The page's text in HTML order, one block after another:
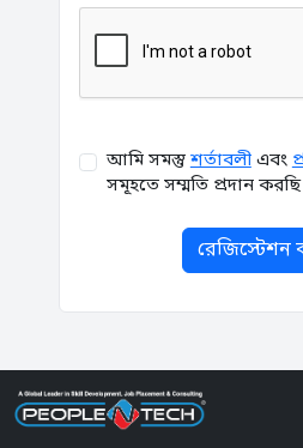
আমি সমস্তুশর্তাবলীএবং
সমূহতে সম্মতি প্রদান